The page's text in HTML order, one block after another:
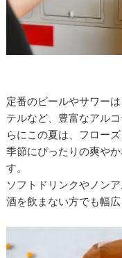
定番のビールやサワー
テルなど、豊富なアル
らにこの夏は、フロー
季節にぴったりの爽や
す。
ソフトドリンクやノン
酒を飲まない方でも幅